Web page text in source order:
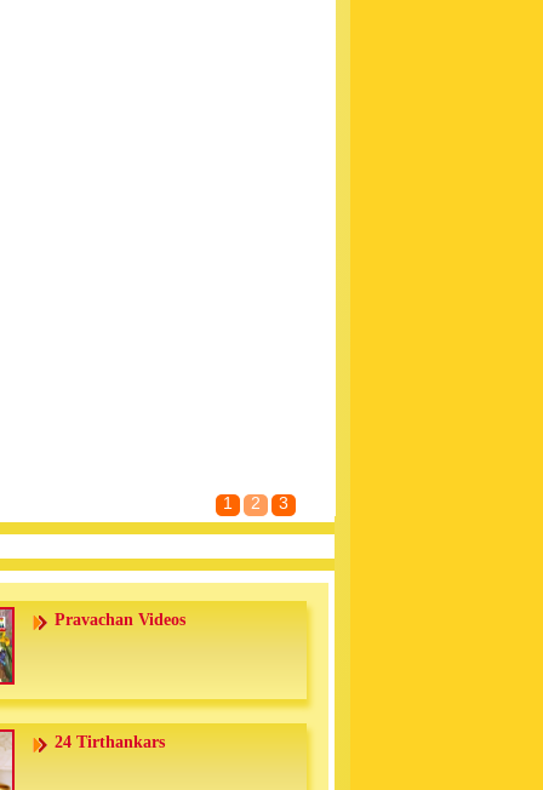
3
2
1
Pravachan Videos
24 Tirthankars